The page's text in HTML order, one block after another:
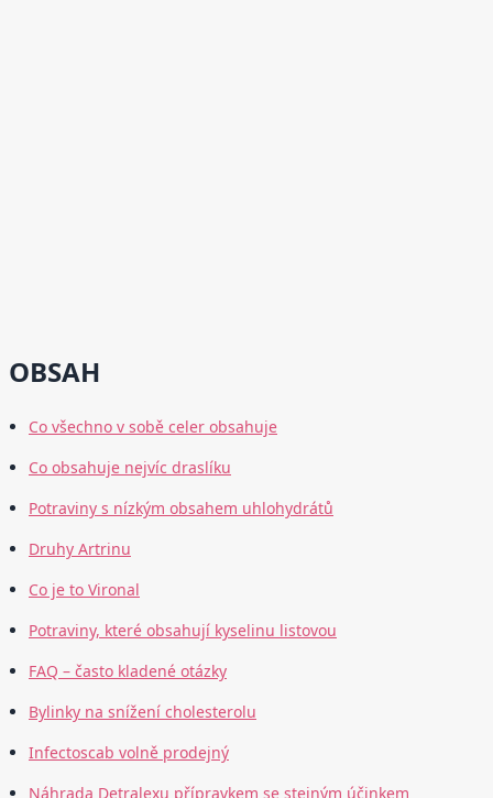
OBSAH
Co všechno v sobě celer obsahuje
Co obsahuje nejvíc draslíku
Potraviny s nízkým obsahem uhlohydrátů
Druhy Artrinu
Co je to Vironal
Potraviny, které obsahují kyselinu listovou
FAQ – často kladené otázky
Bylinky na snížení cholesterolu
Infectoscab volně prodejný
Náhrada Detralexu přípravkem se stejným účinkem